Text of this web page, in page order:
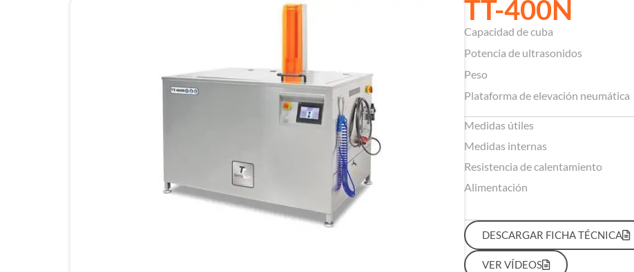
TT-400N
Capacidad de cuba
Potencia de ultrasonidos
Peso
Plataforma de elevación neumática
Medidas útiles
Medidas internas
Resistencia de calentamiento
Alimentación
DESCARGAR FICHA TÉCNICA
VER VÍDEOS